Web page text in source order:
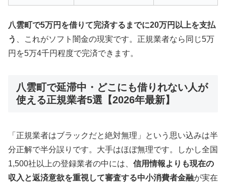
八雲町で5万円を借りて完済するまでに20万円以上を支払
う
、これがソフト闇金の現実です。正規業者なら同じ5万
円を5万4千円程度で完済できます。
八雲町で延滞中・どこにも借りれない人が
使える正規業者5選【2026年最新】
「正規業者はブラックだと絶対無理」という思い込みは半
分正解で半分誤りです。大手はほぼ無理です。しかし全国
1,500社以上の登録業者の中には、 信用情報よりも現在の
収入と返済意欲を重視して審査する中小消費者金融が実在